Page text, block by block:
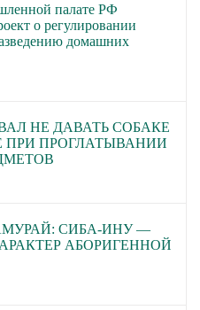
палате РФ
о регулировании
домашних
НЕ ДАВАТЬ СОБАКЕ
ПРИ ПРОГЛАТЫВАНИИ
СИБА-ИНУ —
АБОРИГЕННОЙ